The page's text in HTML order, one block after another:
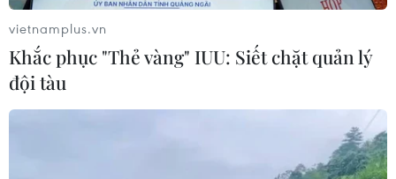
vietnamplus.vn
Khắc phục "Thẻ vàng" IUU: Siết chặt quản lý
đội tàu